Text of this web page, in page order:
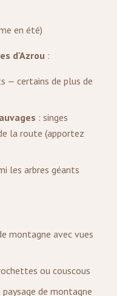
en été)
d'Azrou :
— certains de plus de
: singes
la route (apportez
les arbres géants
montagne avec vues
ou couscous
de montagne